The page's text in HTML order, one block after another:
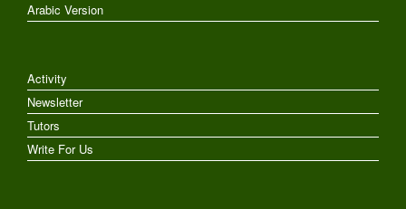
Arabic Version
Activity
Newsletter
Tutors
Write For Us